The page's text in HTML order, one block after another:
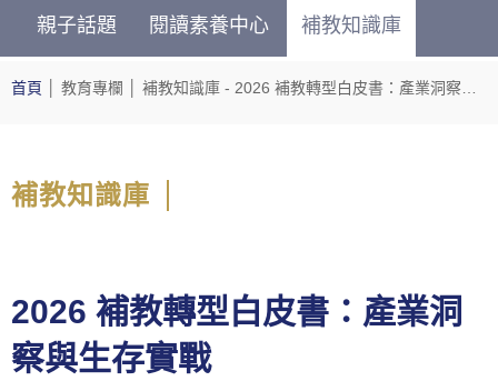
首頁 教育專欄 補教知識庫 - 2026 補教轉型白皮書：產業洞察與生存實戰
親子話題 閱讀素養中心 補教知識庫
補教知識庫
2026 補教轉型白皮書：產業洞
察與生存實戰